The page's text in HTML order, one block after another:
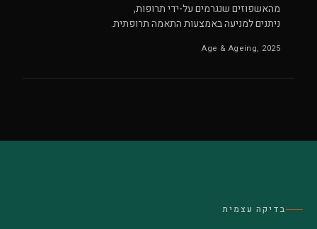
מהאשפוזים שנגרמים על-ידי תרופות,
ניתנים למניעה באמצעות התאמה תרופתית.
Age & Ageing, 2025
בדיקה עצמית